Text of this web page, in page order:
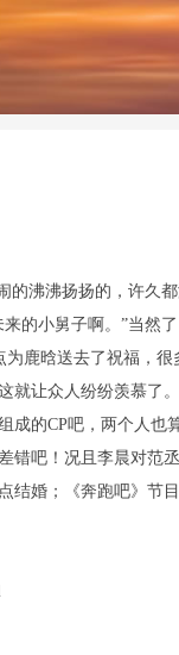
沸沸扬扬的，许久
的小舅子啊。”当
鹿晗送去了祝福，
就让众人纷纷羡慕了
成的CP吧，两个人
错吧！况且李晨对
结婚；《奔跑吧》节目